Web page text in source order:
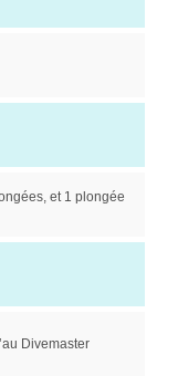
et 1 plongée
Divemaster